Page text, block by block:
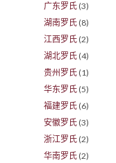
广东罗氏 (3)
湖南罗氏 (8)
江西罗氏 (2)
湖北罗氏 (4)
贵州罗氏 (1)
华东罗氏 (5)
福建罗氏 (6)
安徽罗氏 (3)
浙江罗氏 (2)
华南罗氏 (2)